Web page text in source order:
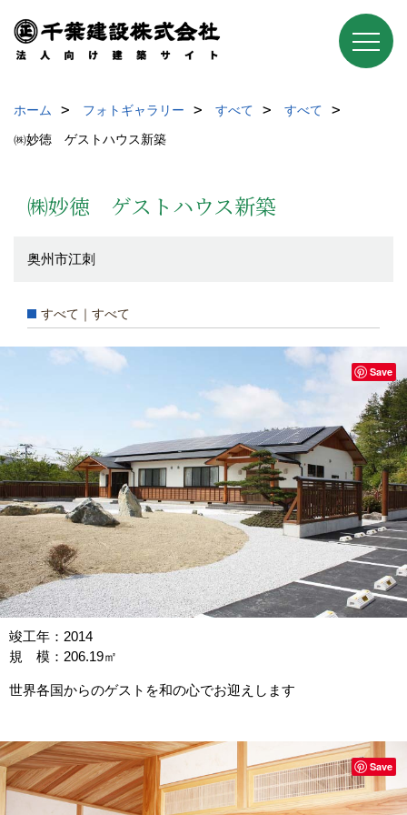
ホーム フォトギャラリー すべて
すべて
㈱妙徳 ゲストハウス新築
㈱妙徳 ゲストハウス新築
奥州市江刺
すべて｜すべて
竣工年：2014
規 模：206.19㎡
世界各国からのゲストを和の心でお迎えします
Save
Save